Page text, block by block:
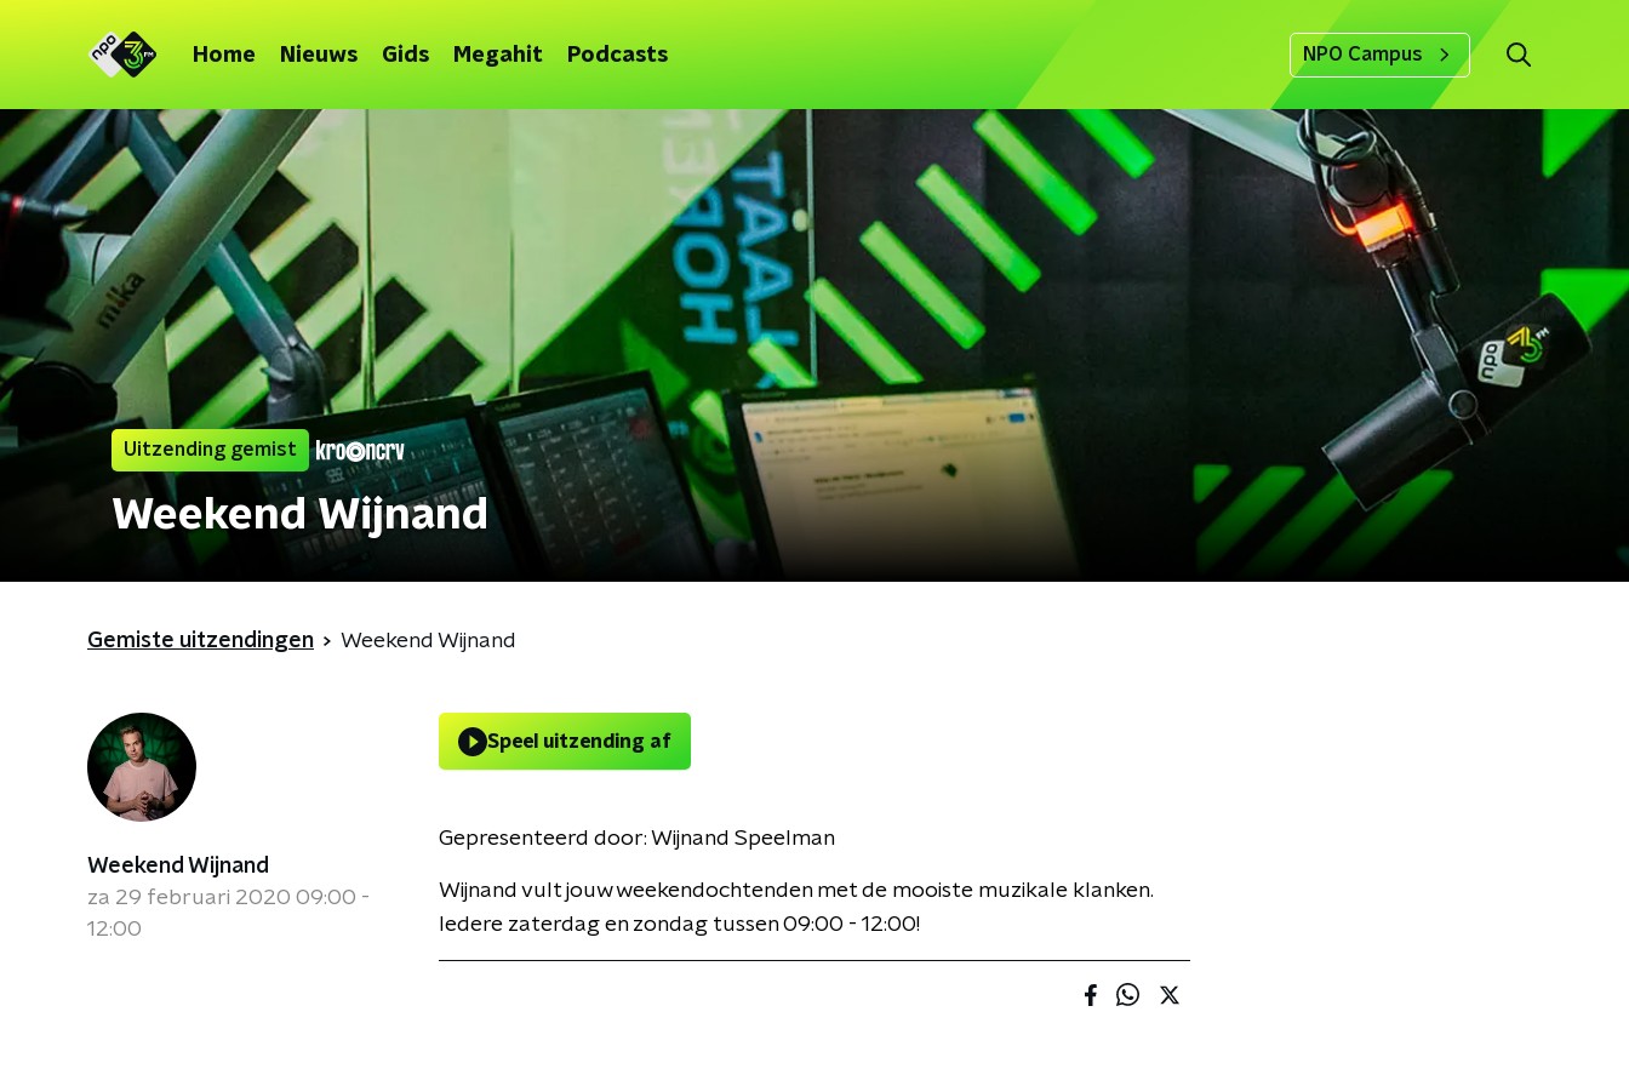
Home Nieuws Gids Megahit Podcasts NPO Campus
Uitzending gemist
Weekend Wijnand
Gemiste uitzendingen Weekend Wijnand
Weekend Wijnand
za 29 februari 2020 09:00 -
12:00
Speel uitzending af
Gepresenteerd door: Wijnand Speelman
Wijnand vult jouw weekendochtenden met de mooiste muzikale klanken.
Iedere zaterdag en zondag tussen 09:00 - 12:00!